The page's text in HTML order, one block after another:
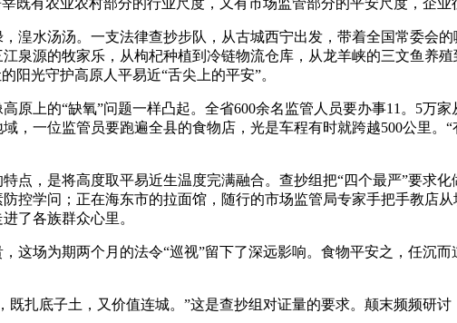
水汤汤。一支法律查抄步队，从古城西宁出发，带着全国常委会的
泉源的牧家乐，从枸杞种植到冷链物流仓库，从龙羊峡的三文鱼养
阳光守护高原人平易近“舌尖上的平安”。
上的“缺氧”问题一样凸起。全省600余名监管人员要办事11。5万
，一位监管员要跑遍全县的食物店，光是车程有时就跨越500公里
，是将高度取平易近生温度完满融合。查抄组把“四个最严”要求化
控学问；正在海东市的拉面馆，随行的市场监管局专家手把手教店
了各族群众心里。
场为期两个月的法令“巡视”留下了深远影响。食物平安之，任沉而
底子土，又价值连城。”这是查抄组对证量的要求。颠末频频研讨